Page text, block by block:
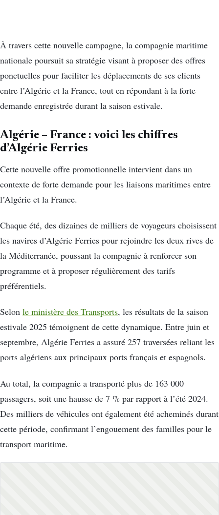
À travers cette nouvelle campagne, la compagnie maritime
nationale poursuit sa stratégie visant à proposer des offres
ponctuelles pour faciliter les déplacements de ses clients
entre l’Algérie et la France, tout en répondant à la forte
demande enregistrée durant la saison estivale.
Algérie – France : voici les chiffres
d’Algérie Ferries
Cette nouvelle offre promotionnelle intervient dans un
contexte de forte demande pour les liaisons maritimes entre
l’Algérie et la France.
Chaque été, des dizaines de milliers de voyageurs choisissent
les navires d’Algérie Ferries pour rejoindre les deux rives de
la Méditerranée, poussant la compagnie à renforcer son
programme et à proposer régulièrement des tarifs
préférentiels.
Selon le ministère des Transports, les résultats de la saison
estivale 2025 témoignent de cette dynamique. Entre juin et
septembre, Algérie Ferries a assuré 257 traversées reliant les
ports algériens aux principaux ports français et espagnols.
Au total, la compagnie a transporté plus de 163 000
passagers, soit une hausse de 7 % par rapport à l’été 2024.
Des milliers de véhicules ont également été acheminés durant
cette période, confirmant l’engouement des familles pour le
transport maritime.